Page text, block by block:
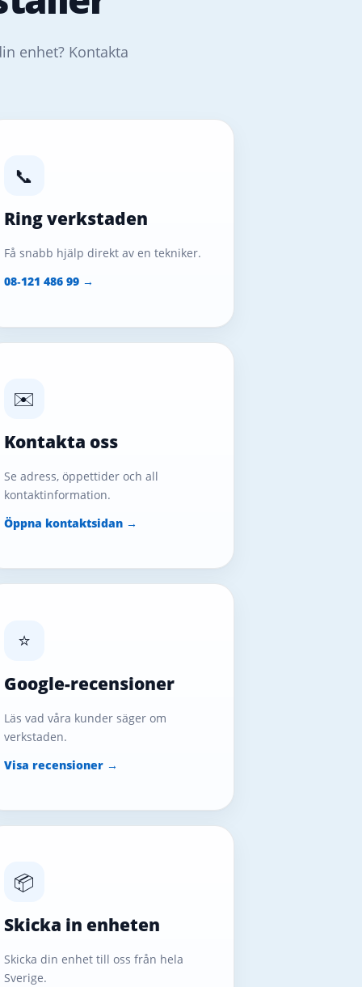
enhet? Kontakta
📞
Ring verkstaden
Få snabb hjälp direkt av en tekniker.
08‑121 486 99 →
✉️
Kontakta oss
Se adress, öppettider och all
kontaktinformation.
Öppna kontaktsidan →
⭐
Google-recensioner
Läs vad våra kunder säger om
verkstaden.
Visa recensioner →
📦
Skicka in enheten
Skicka din enhet till oss från hela
Sverige.